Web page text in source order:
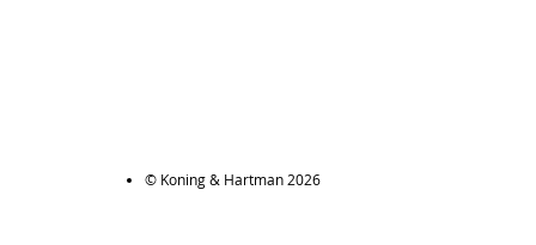
© Koning & Hartman 2026